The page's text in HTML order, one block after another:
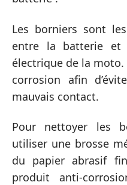
Les borniers sont
entre la batterie et
électrique de la moto.
corrosion afin
mauvais contact.
Pour nettoyer les
utiliser une brosse
du papier abrasif
produit anti-